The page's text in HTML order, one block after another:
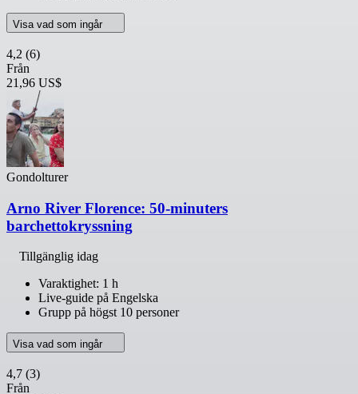
Visa vad som ingår
4,2 (6)
Från
21,96 US$
Gondolturer
Arno River Florence: 50-minuters
barchettokryssning
Tillgänglig idag
Varaktighet: 1 h
Live-guide på Engelska
Grupp på högst 10 personer
Visa vad som ingår
4,7 (3)
Från